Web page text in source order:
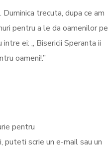
trecuta, dupa ce am
pentru a le da oamenilor pe
ei: „ Bisericii Speranta ii
oameni!.”
pentru
puteti scrie un e-mail sau un